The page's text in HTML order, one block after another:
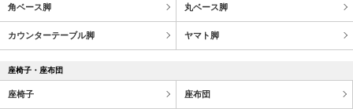
角ベース脚 丸ベース脚
カウンターテーブル脚 ヤマト脚
座椅子・座布団
座椅子 座布団